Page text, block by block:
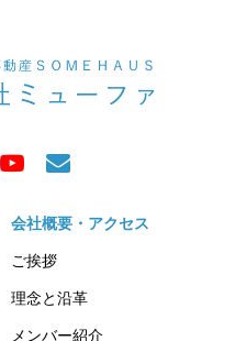
会社概要・アクセス
ご挨拶
理念と沿革
メンバー紹介